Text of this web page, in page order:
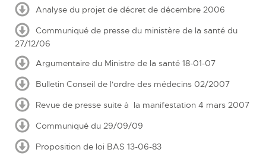
Analyse du projet de décret de décembre 2006
Communiqué de presse du ministère de la santé du
27/12/06
Argumentaire du Ministre de la santé 18-01-07
Bulletin Conseil de l'ordre des médecins 02/2007
Revue de presse suite à la manifestation 4 mars 2007
Communiqué du 29/09/09
Proposition de loi BAS 13-06-83